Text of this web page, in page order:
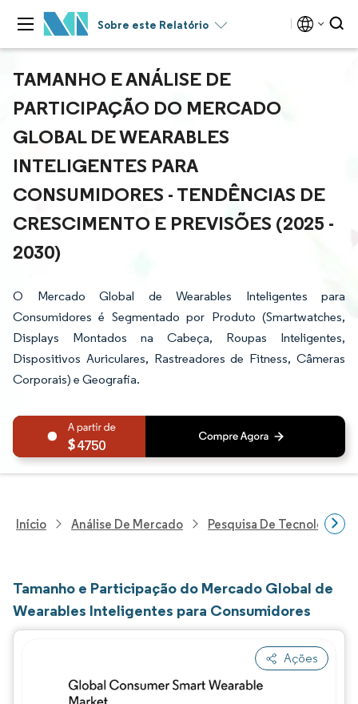
Sobre este Relatório
TAMANHO E ANÁLISE DE
PARTICIPAÇÃO DO MERCADO
GLOBAL DE WEARABLES
INTELIGENTES PARA
CONSUMIDORES - TENDÊNCIAS DE
CRESCIMENTO E PREVISÕES (2025 -
2030)
O Mercado Global de Wearables Inteligentes para
Consumidores é Segmentado por Produto (Smartwatches,
Displays Montados na Cabeça, Roupas Inteligentes,
Dispositivos Auriculares, Rastreadores de Fitness, Câmeras
Corporais) e Geografia.
4750
Início Análise De Mercado Pesquisa De Tecnologia,
Tamanho e Participação do Mercado Global de
Wearables Inteligentes para Consumidores
Ações